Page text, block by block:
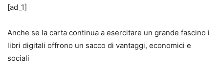
[ad_1]
Anche se la carta continua a esercitare un grande fascino i
libri digitali offrono un sacco di vantaggi, economici e
sociali